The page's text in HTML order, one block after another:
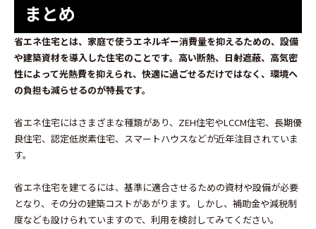
まとめ
省エネ住宅とは、家庭で使うエネルギー消費量を抑えるための、設備
や建築資材を導入した住宅のことです。高い断熱、日射遮蔽、高気密
性によって光熱費を抑えられ、快適に過ごせるだけではなく、環境へ
の負担も減らせるのが特長です。
省エネ住宅にはさまざまな種類があり、ZEH住宅やLCCM住宅、長期優
良住宅、認定低炭素住宅、スマートハウスなどが近年注目されていま
す。
省エネ住宅を建てるには、基準に適合させるための資材や設備が必要
となり、その分の建築コストがあがります。しかし、補助金や減税制
度なども設けられていますので、利用を検討してみてください。